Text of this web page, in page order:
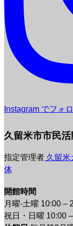
Instagram でフォ
久留米市市民
指定管理者 久留米
体
開館時間
月曜-土曜 10:00 –
祝日・日曜 10:00